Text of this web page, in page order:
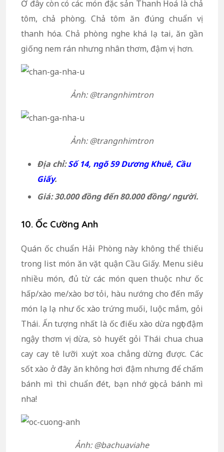
Ở đây còn có các món đặc sản Thanh Hoá là chả
tôm, chả phòng. Chả tôm ăn đúng chuẩn vị
thanh hóa. Chả phòng nghe khá lạ tai, ăn gần
giống nem rán nhưng nhân thơm, đậm vị hơn.
Ảnh: @trangnhimtron
Ảnh: @trangnhimtron
Địa chỉ:Số 14, ngõ 59 Dương Khuê, Cầu
Giấy.
Giá: 30.000 đồng đến 80.000 đồng/ người.
10. Ốc Cường Anh
Quán ốc chuẩn Hải Phòng này không thể thiếu
trong list món ăn vặt quận Cầu Giấy. Menu siêu
nhiều món, đủ từ các món quen thuộc như ốc
hấp/xào me/xào bơ tỏi, hàu nướng cho đến mấy
món lạ lạ như ốc xào trứng muối, luộc mắm, gỏi
Thái. Ấn tượng nhất là ốc điếu xào dừa ngọt đậm
ngậy thơm vị dừa, sò huyết gỏi Thái chua chua
cay cay tê lưỡi xuýt xoa chẳng dừng được. Các
sốt xào ở đây ăn không hơi đậm nhưng để chấm
bánh mì thì chuẩn đét, bạn nhớ gọi cả bánh mì
nha!
Ảnh: @bachuaviahe